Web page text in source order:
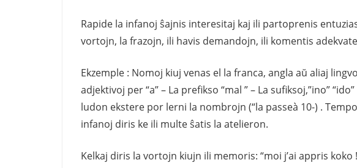
Rapide la infanoj ŝajnis interesitaj kaj ili partoprenis
vortojn, la frazojn, ili havis demandojn, ili komentis
Ekzemple : Nomoj kiuj venas el la franca, angla aŭ aliaj
adjektivoj per “a” – La prefikso “mal ” – La sufiksoj,”ino”
ludon ekstere por lerni la nombrojn (“la passeà 10-) .
infanoj diris ke ili multe ŝatis la atelieron.
Kelkaj diris la vortojn kiujn ili memoris: “moi j’ai appris